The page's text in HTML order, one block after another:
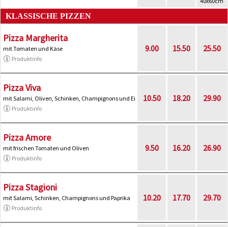
KLASSISCHE PIZZEN
Pizza Margherita
mit Tomaten und Käse
Produktinfo
9.00 15.50 25.50
Pizza Viva
mit Salami, Oliven, Schinken, Champignons und Ei
Produktinfo
10.50 18.20 29.90
Pizza Amore
mit frischen Tomaten und Oliven
Produktinfo
9.50 16.20 26.90
Pizza Stagioni
mit Salami, Schinken, Champignons und Paprika
Produktinfo
10.20 17.70 29.70